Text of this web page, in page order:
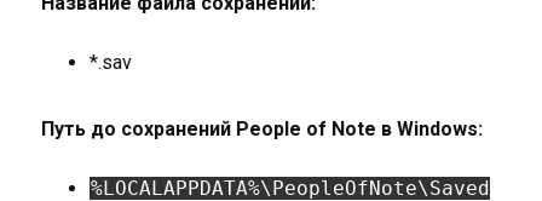
*.sav
Путь до сохранений People of Note в Windows:
%LOCALAPPDATA%\PeopleOfNote\Saved